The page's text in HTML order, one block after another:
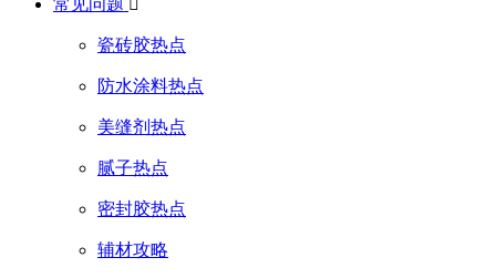
常见问题 
瓷砖胶热点
防水涂料热点
美缝剂热点
腻子热点
密封胶热点
辅材攻略